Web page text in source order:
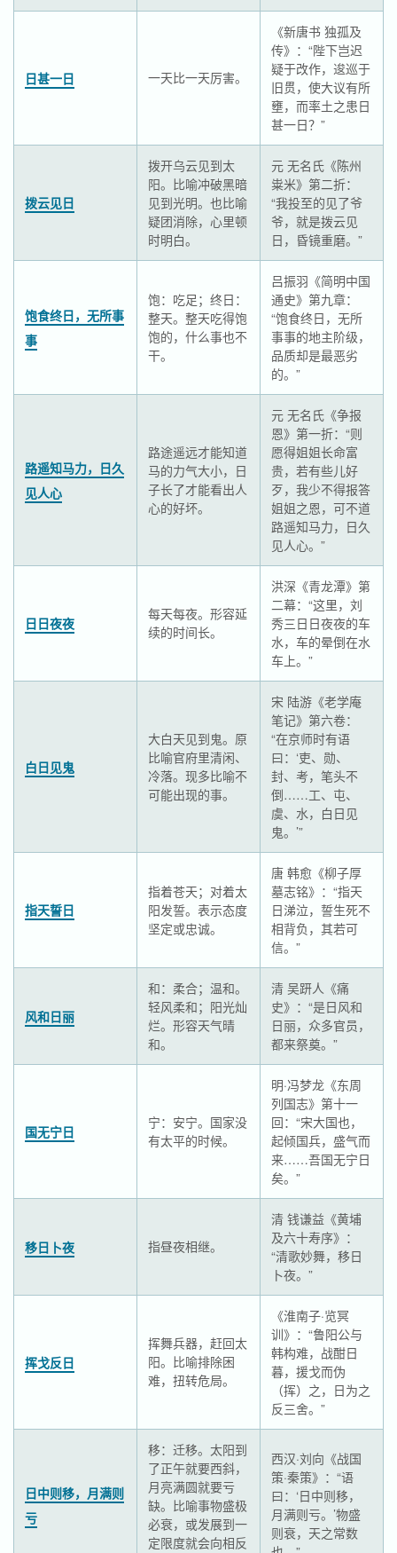
日甚一日 一天比一天厉害。
《新唐书 独孤及
传》：“陛下岂迟
疑于改作，逡巡于
旧贯，使大议有所
壅，而率土之患日
甚一日？”
拨云见日
拨开乌云见到太
阳。比喻冲破黑暗
见到光明。也比喻
疑团消除，心里顿
时明白。
元 无名氏《陈州
粜米》第二折：
“我投至的见了爷
爷，就是拨云见
日，昏镜重磨。”
饱食终日，无所事
事
饱：吃足；终日：
整天。整天吃得饱
饱的，什么事也不
干。
吕振羽《简明中国
通史》第九章：
“饱食终日，无所
事事的地主阶级，
品质却是最恶劣
的。”
路遥知马力，日久
见人心
路途遥远才能知道
马的力气大小，日
子长了才能看出人
心的好坏。
元 无名氏《争报
恩》第一折：“则
愿得姐姐长命富
贵，若有些儿好
歹，我少不得报答
姐姐之恩，可不道
路遥知马力，日久
见人心。”
日日夜夜
每天每夜。形容延
续的时间长。
洪深《青龙潭》第
二幕：“这里，刘
秀三日日夜夜的车
水，车的晕倒在水
车上。”
白日见鬼
大白天见到鬼。原
比喻官府里清闲、
冷落。现多比喻不
可能出现的事。
宋 陆游《老学庵
笔记》第六卷：
“在京师时有语
曰：‘吏、勋、
封、考，笔头不
倒……工、屯、
虞、水，白日见
鬼。’”
指天誓日
指着苍天；对着太
阳发誓。表示态度
坚定或忠诚。
唐 韩愈《柳子厚
墓志铭》：“指天
日涕泣，誓生死不
相背负，其若可
信。”
风和日丽
和：柔合；温和。
轻风柔和；阳光灿
烂。形容天气晴
和。
清 吴趼人《痛
史》：“是日风和
日丽，众多官员，
都来祭奠。”
国无宁日
宁：安宁。国家没
有太平的时候。
明·冯梦龙《东周
列国志》第十一
回：“宋大国也，
起倾国兵，盛气而
来……吾国无宁日
矣。”
移日卜夜 指昼夜相继。
清 钱谦益《黄埔
及六十寿序》：
“清歌妙舞，移日
卜夜。”
挥戈反日
挥舞兵器，赶回太
阳。比喻排除困
难，扭转危局。
《淮南子·览冥
训》：“鲁阳公与
韩构难，战酣日
暮，援戈而伪
（挥）之，日为之
反三舍。”
日中则移，月满则
亏
移：迁移。太阳到
了正午就要西斜，
月亮满圆就要亏
缺。比喻事物盛极
必衰，或发展到一
定限度就会向相反
西汉·刘向《战国
策·秦策》：“语
曰：‘日中则移，
月满则亏。’物盛
则衰，天之常数